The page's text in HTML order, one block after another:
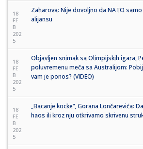
18
FE
B
202
5
Zaharova: Nije dovoljno da NATO
alijansu
18
FE
B
202
5
Objavljen snimak sa Olimpijskih igara,
poluvremenu meča sa Australijom:
vam je ponos? (VIDEO)
18
FE
B
202
5
„Bacanje kocke“, Gorana Lončarevića:
haos ili kroz nju otkrivamo skrivenu